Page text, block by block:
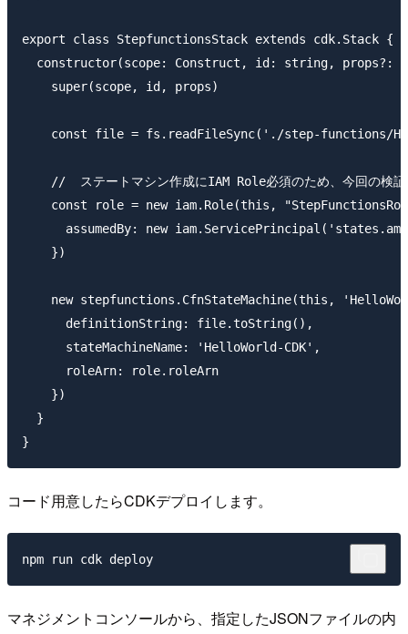
export class StepfunctionsStack extends cdk.Stack {
constructor(scope: Construct, id: string, props?:
    super(scope, id, props)
const file = fs.readFileSync('./step-functions/
//  ステートマシン作成にIAM Role必須のため、今回の検証
const role = new iam.Role(this,
assumedBy: new
    })
new stepfunctions.CfnStateMachine(this,
      definitionString: file.toString(),
      stateMachineName: 'HelloWorld-CDK',
      roleArn: role.roleArn
    })
  }
コード用意したらCDKデプロイします。
マネジメントコンソールから、指定したJSONファイルの内